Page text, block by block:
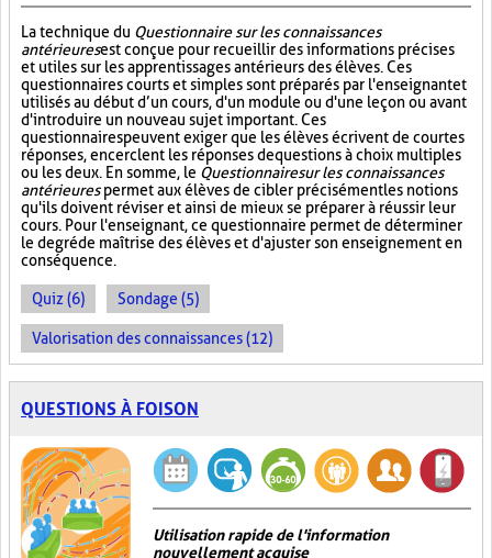
La technique du Questionnaire sur les connaissances
antérieuresest conçue pour recueillir des informations précises
et utiles sur les apprentissages antérieurs des élèves. Ces
questionnaires courts et simples sont préparés par l'enseignant et
utilisés au début d’un cours, d'un module ou d'une leçon ou avant
d'introduire un nouveau sujet important. Ces
questionnaires peuvent exiger que les élèves écrivent de courtes
réponses, encerclent les réponses de questions à choix multiples
ou les deux. En somme, le Questionnaire sur les connaissances
antérieurespermet aux élèves de cibler précisément les notions
qu'ils doivent réviser et ainsi de mieux se préparer à réussir leur
cours. Pour l'enseignant, ce questionnaire permet de déterminer
le degré de maîtrise des élèves et d'ajuster son enseignement en
conséquence.
Quiz (6) Sondage (5)
Valorisation des connaissances (12)
QUESTIONS À FOISON
Utilisation rapide de l'information
nouvellement acquise